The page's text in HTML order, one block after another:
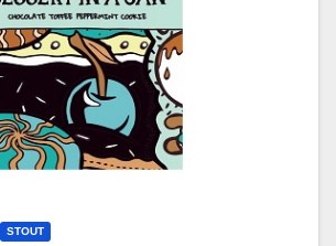
STOUT